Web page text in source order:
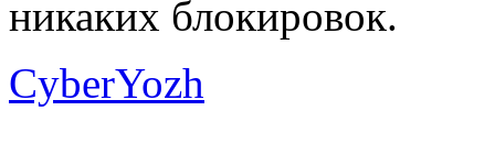
никаких блокировок.
CyberYozh